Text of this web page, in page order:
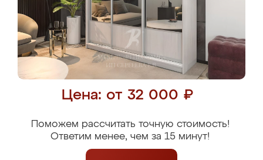
Цена: от 32 000 ₽
Поможем рассчитать точную стоимость!
Ответим менее, чем за 15 минут!